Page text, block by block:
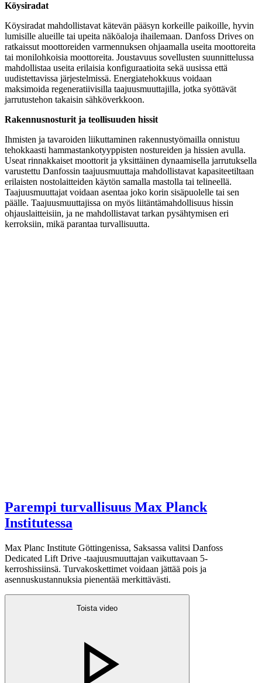
Köysiradat
Köysiradat mahdollistavat kätevän pääsyn korkeille paikoille, hyvin
lumisille alueille tai upeita näköaloja ihailemaan. Danfoss Drives on
ratkaissut moottoreiden varmennuksen ohjaamalla useita moottoreita
tai monilohkoisia moottoreita. Joustavuus sovellusten suunnittelussa
mahdollistaa useita erilaisia konfiguraatioita sekä uusissa että
uudistettavissa järjestelmissä. Energiatehokkuus voidaan
maksimoida regeneratiivisilla taajuusmuuttajilla, jotka syöttävät
jarrutustehon takaisin sähköverkkoon.
Rakennusnosturit ja teollisuuden hissit
Ihmisten ja tavaroiden liikuttaminen rakennustyömailla onnistuu
tehokkaasti hammastankotyyppisten nostureiden ja hissien avulla.
Useat rinnakkaiset moottorit ja yksittäinen dynaamisella jarrutuksella
varustettu Danfossin taajuusmuuttaja mahdollistavat kapasiteetiltaan
erilaisten nostolaitteiden käytön samalla mastolla tai telineellä.
Taajuusmuuttajat voidaan asentaa joko korin sisäpuolelle tai sen
päälle. Taajuusmuuttajissa on myös liitäntämahdollisuus hissin
ohjauslaitteisiin, ja ne mahdollistavat tarkan pysähtymisen eri
kerroksiin, mikä parantaa turvallisuutta.
Parempi turvallisuus Max Planck
Institutessa
Max Planc Institute Göttingenissa, Saksassa valitsi Danfoss
Dedicated Lift Drive -taajuusmuuttajan vaikuttavaan 5-
kerroshissiinsä. Turvakoskettimet voidaan jättää pois ja
asennuskustannuksia pienentää merkittävästi.
Toista video